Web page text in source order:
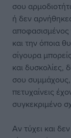
σου
ή δεν
αποφασισμένος
και την όποια
σίγουρα
και δυσκολίες,
σου συμμάχους,
πετυχαίνεις
συγκεκριμένο
Αν τύχει και